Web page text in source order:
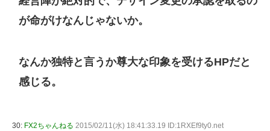
が命がけなんじゃないか。
なんか独特と言うか尊大な印象を受けるHPだと
感じる。
30: FX2ちゃんねる 2015/02/11(水) 18:41:33.19 ID:1RXEf9ty0.net